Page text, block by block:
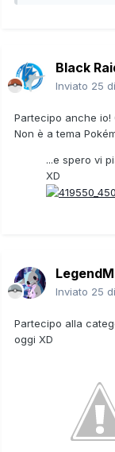
Black
Inviato 25
Partecipo anche io!
Non è a tema
...e spero vi
XD
Inviato 25
Partecipo alla
oggi XD